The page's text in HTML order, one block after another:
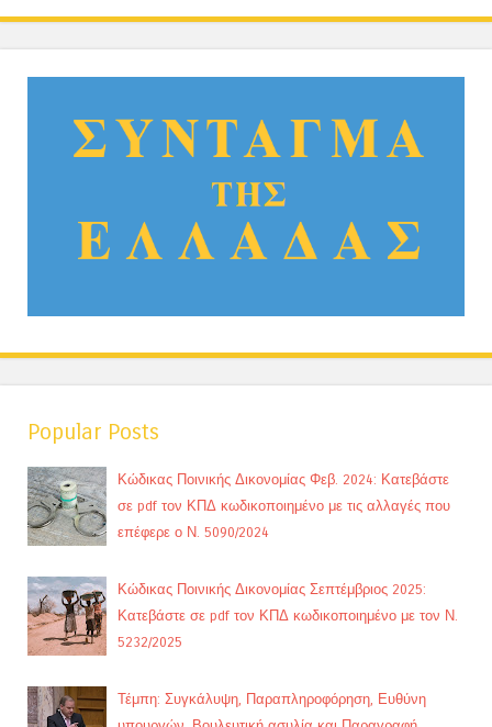
Popular Posts
Κώδικας Ποινικής Δικονομίας Φεβ. 2024: Κατεβάστε
σε pdf τον ΚΠΔ κωδικοποιημένο με τις αλλαγές που
επέφερε ο Ν. 5090/2024
Κώδικας Ποινικής Δικονομίας Σεπτέμβριος 2025:
Κατεβάστε σε pdf τον ΚΠΔ κωδικοποιημένο με τον Ν.
5232/2025
Τέμπη: Συγκάλυψη, Παραπληροφόρηση, Ευθύνη